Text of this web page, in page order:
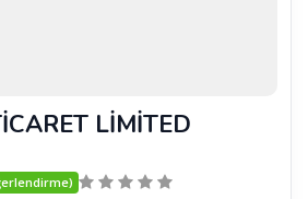
LİMİTED